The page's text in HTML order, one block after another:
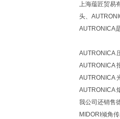
上海蕴匠贸易
头、
AUTRONICA
AUTRONICA
AUTRONICA
AUTRONICA
AUTRONICA
我公司还销售
MIDORI倾角